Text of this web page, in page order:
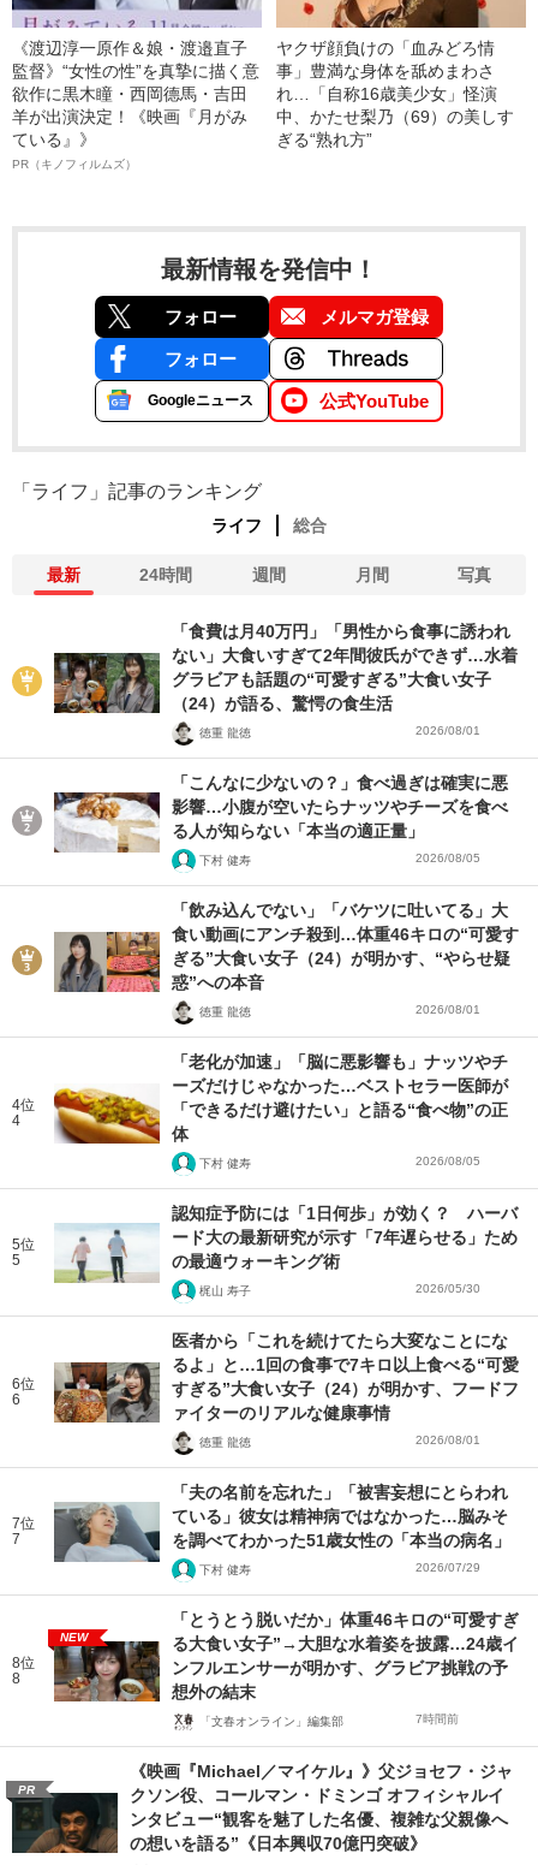
《渡辺淳一原作＆娘・渡邉直子
監督》“女性の性”を真摯に描く意
欲作に黒木瞳・西岡德馬・吉田
羊が出演決定！《映画『月がみ
ている』》
PR（キノフィルムズ）
ヤクザ顔負けの「血みどろ情
事」豊満な身体を舐めまわさ
れ…「自称16歳美少女」怪演
中、かたせ梨乃（69）の美しす
ぎる“熟れ方”
最新情報を発信中！
フォロー メルマガ登録
フォロー
Googleニュース 公式YouTube
「ライフ」記事のランキング
ライフ 総合
最新 24時間 週間 月間 写真
「食費は月40万円」「男性から食事に誘われ
ない」大食いすぎて2年間彼氏ができず…水着
グラビアも話題の“可愛すぎる”大食い女子
（24）が語る、驚愕の食生活
徳重 龍徳 2026/08/01
「こんなに少ないの？」食べ過ぎは確実に悪
影響…小腹が空いたらナッツやチーズを食べ
る人が知らない「本当の適正量」
下村 健寿 2026/08/05
「飲み込んでない」「バケツに吐いてる」大
食い動画にアンチ殺到…体重46キロの“可愛す
ぎる”大食い女子（24）が明かす、“やらせ疑
惑”への本音
徳重 龍徳 2026/08/01
4位
4
「老化が加速」「脳に悪影響も」ナッツやチ
ーズだけじゃなかった…ベストセラー医師が
「できるだけ避けたい」と語る“食べ物”の正
体
下村 健寿 2026/08/05
5位
5
認知症予防には「1日何歩」が効く？ ハーバ
ード大の最新研究が示す「7年遅らせる」ため
の最適ウォーキング術
梶山 寿子 2026/05/30
6位
6
医者から「これを続けてたら大変なことにな
るよ」と…1回の食事で7キロ以上食べる“可愛
すぎる”大食い女子（24）が明かす、フードフ
ァイターのリアルな健康事情
徳重 龍徳 2026/08/01
7位
7
「夫の名前を忘れた」「被害妄想にとらわれ
ている」彼女は精神病ではなかった…脳みそ
を調べてわかった51歳女性の「本当の病名」
下村 健寿 2026/07/29
8位
8
NEW
「とうとう脱いだか」体重46キロの“可愛すぎ
る大食い女子”→大胆な水着姿を披露…24歳イ
ンフルエンサーが明かす、グラビア挑戦の予
想外の結末
「文春オンライン」編集部 7時間前
PR
《映画『Michael／マイケル』》父ジョセフ・ジャ
クソン役、コールマン・ドミンゴ オフィシャルイ
ンタビュー“観客を魅了した名優、複雑な父親像へ
の想いを語る”《日本興収70億円突破》